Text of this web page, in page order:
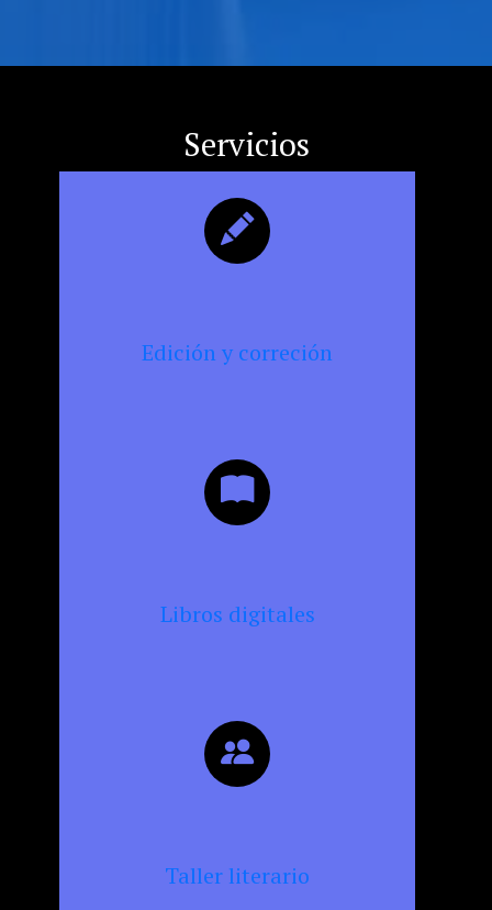
y
Servicios
Edición y correción
Libros digitales
Taller literario